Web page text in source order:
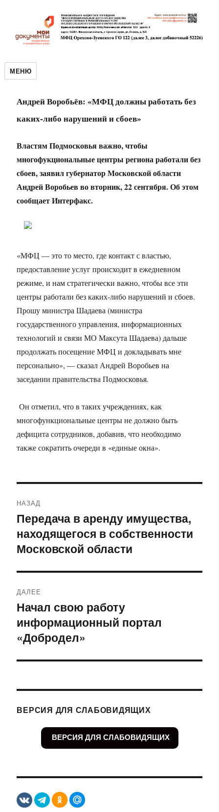
МЕНЮ
Андрей Воробьёв: «МФЦ должны работать без
каких-либо нарушений и сбоев»
Властям Подмосковья важно, чтобы
многофукциональные центры региона работали без
сбоев, заявил губернатор Московской области
Андрей Воробьев во вторник, 22 сентября. Об этом
сообщает Интерфакс.
«МФЦ — это то место, где контакт с властью,
предоставление услуг происходит в ежедневном
режиме, и нам стратегически важно, чтобы все эти
центры работали без каких-либо нарушений и сбоев.
Прошу министра Шадаева (министра
государственного управления, информационных
технологий и связи МО Максута Шадаева) дальше
продолжать посещение МФЦ и докладывать мне
персонально», — сказал Андрей Воробьев на
заседании правительства Подмосковья.
Он отметил, что в таких учреждениях, как
многофункциональные центры не должно быть
дефицита сотрудников, добавив, что необходимо
также сократить очереди в «единые окна».
по
записям
НАЗАД
Предыдущая
запись:
Передача в аренду имущества,
находящегося в собственности
Московской области
ДАЛЕЕ
Следующая
запись:
Начал свою работу
информационный портал
«Добродел»
ВЕРСИЯ ДЛЯ СЛАБОВИДЯЩИХ
ВЕРСИЯ ДЛЯ СЛАБОВИДЯЩИХ